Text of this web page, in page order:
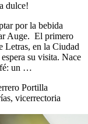
dulce!
por la bebida
Auge. El primero
Letras, en la Ciudad
su visita. Nace
un …
Portilla
vicerrectoria